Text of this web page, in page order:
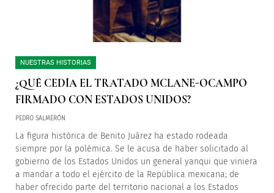
NUESTRAS HISTORIAS
¿QUÉ CEDÍA EL TRATADO MCLANE-OCAMPO
FIRMADO CON ESTADOS UNIDOS?
PEDRO SALMERÓN
La figura histórica de Benito Juárez ha estado rodeada
siempre por la polémica. Se le acusa de haber solicitado al
gobierno de los Estados Unidos un general yanqui que viniera
a mandar a todo el ejército de la República mexicana; de
haber ofrecido parte del territorio nacional a los Estados